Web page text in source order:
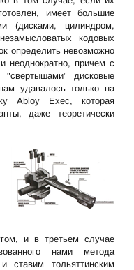
имеет большие
(дисками, цилиндром,
кодовых
определить невозможно
неоднократно, причем с
"свертышами" дисковые
удавалось только на
Abloy Exec, которая
даже теоретически
и в третьем случае
нами метода
ставим тольяттинским